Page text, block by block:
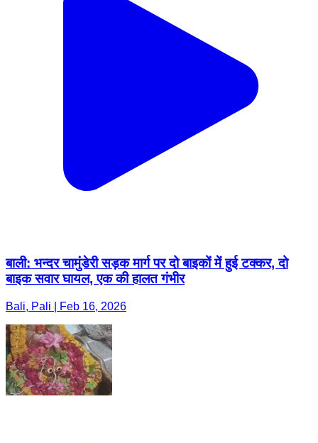
बाली: भन्दर चामुंडेरी सड़क मार्ग पर दो बाइकों में हुई टक्कर, दो
बाइक सवार घायल, एक की हालत गंभीर
Bali, Pali | Feb 16, 2026